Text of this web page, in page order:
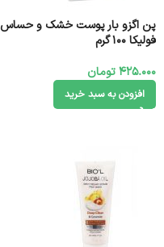
پن اگزو بار پوست خشک و حساس
فولیکا 100 گرم
425.000تومان
افزودن به سبد خرید